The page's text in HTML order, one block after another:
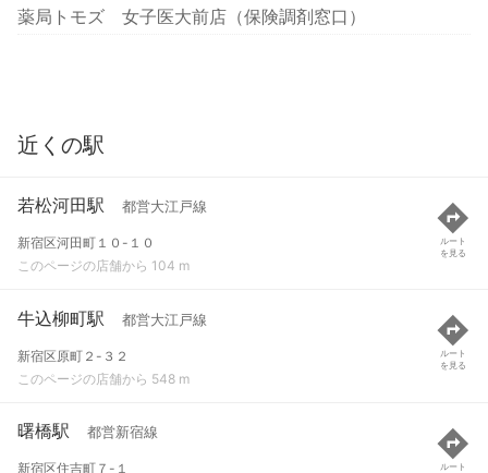
薬局トモズ 女子医大前店（保険調剤窓口）
近くの駅
若松河田駅 都営大江戸線
新宿区河田町１０-１０
このページの店舗から 104 m
ルート
を見る
牛込柳町駅 都営大江戸線
新宿区原町２-３２
このページの店舗から 548 m
ルート
を見る
曙橋駅 都営新宿線
新宿区住吉町７-１
ルート